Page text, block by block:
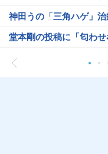
神田うの「三角ハゲ」
堂本剛の投稿に「匂わせ